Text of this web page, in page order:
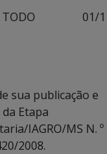
01/
sua publicação e
Etapa
IAGRO/MS N. º
2008.